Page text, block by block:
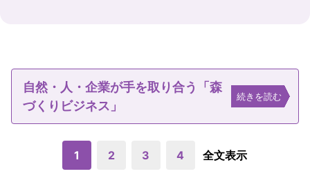
自然・人・企業が手を取り合う「森
づくりビジネス」
続きを読む
1 2 3 4 全文表示